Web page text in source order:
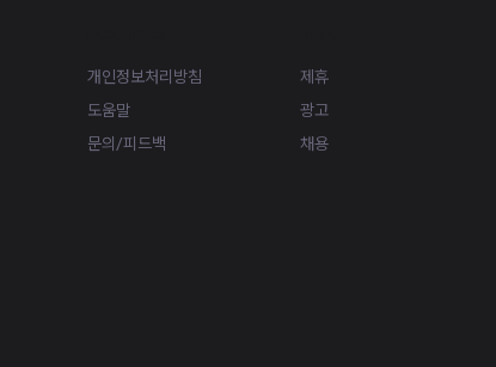
개인정보처리방침
도움말
문의/피드백
제휴
광고
채용